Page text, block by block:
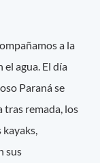
a la
agua. El día
Paraná se
tras remada, los
sus